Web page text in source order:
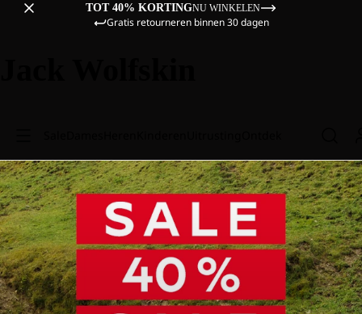
TOT 40% KORTINGNU WINKELEN
Gratis retourneren binnen 30 dagen